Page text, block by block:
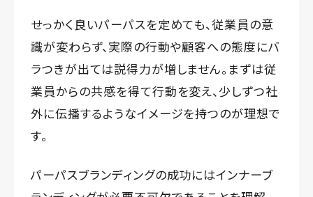
せっかく良いパーパスを定めても、従業員の意
識が変わらず、実際の行動や顧客への態度にバ
ラつきが出ては説得力が増しません。まずは従
業員からの共感を得て行動を変え、少しずつ社
外に伝播するようなイメージを持つのが理想で
す。
パーパスブランディングの成功にはインナーブ